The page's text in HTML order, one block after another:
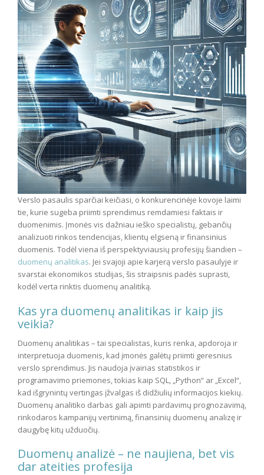
Verslo pasaulis sparčiai keičiasi, o konkurencinėje kovoje laimi
tie, kurie sugeba priimti sprendimus remdamiesi faktais ir
duomenimis. Įmonės vis dažniau ieško specialistų, gebančių
analizuoti rinkos tendencijas, klientų elgseną ir finansinius
duomenis. Todėl viena iš perspektyviausių profesijų šiandien –
duomenų analitikas. Jei svajoji apie karjerą verslo pasaulyje ir
svarstai ekonomikos studijas, šis straipsnis padės suprasti,
kodėl verta rinktis duomenų analitiką.
Kas yra duomenų analitikas ir kaip jis
veikia?
Duomenų analitikas – tai specialistas, kuris renka, apdoroja ir
interpretuoja duomenis, kad įmonės galėtų priimti geresnius
verslo sprendimus. Jis naudoja įvairias statistikos ir
programavimo priemones, tokias kaip SQL, „Python“ ar „Excel“,
kad išgrynintų vertingas įžvalgas iš didžiulių informacijos kiekių.
Duomenų analitiko darbas gali apimti pardavimų prognozavimą,
rinkodaros kampanijų vertinimą, finansinių duomenų analizę ir
daugybę kitų užduočių.
Duomenų analizė – ne naujiena, bet vis
dar ateities profesija